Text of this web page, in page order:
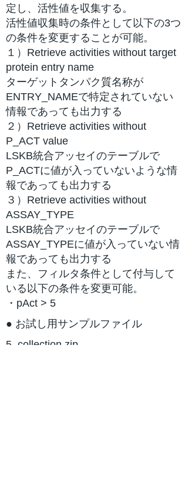
定し、活性値を収集する。
活性値収集時の条件として以下の3つ
の条件を変更することが可能。
１）Retrieve activities without target
protein entry name
ターゲットタンパク質名称が
ENTRY_NAMEで特定されていない
情報であっても出力する
２）Retrieve activities without
P_ACT value
LSKB統合アッセイのテーブルで
P_ACTに値が入っていないような情
報であっても出力する
３）Retrieve activities without
ASSAY_TYPE
LSKB統合アッセイのテーブルで
ASSAY_TYPEに値が入っていない情
報であっても出力する
また、フィルタ条件として付与して
いる以下の条件を変更可能。
・pAct > 5
● お試し用サンプルファイル
5_collection.zip